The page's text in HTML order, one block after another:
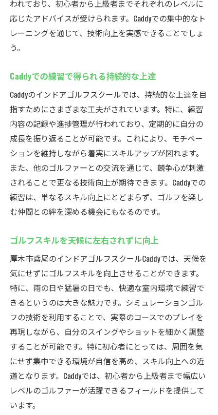
われており、初心者から上級者までそれぞれのレベルに
応じたアドバイスが受けられます。Caddyでの集中的なト
レーニングを通じて、技術向上を実感できることでしょ
う。
Caddyでの練習で得られる持続的な上達
Caddyのインドアゴルフスクールでは、持続的な上達を目
指すためにさまざまな工夫がされています。特に、練習
内容の記録や進捗管理が行われており、定期的に自分の
成長を振り返ることが可能です。これにより、モチベー
ションを維持しながら着実にスキルアップが図れます。
また、他のゴルファーとの交流を通じて、競争心が刺激
されることで更なる技術向上が期待できます。Caddyでの
練習は、単なるスキル向上にとどまらず、ゴルフを楽し
む仲間との絆を深める機会にもなるのです。
ゴルフスキルを天候に左右されずに向上
厚木市鳶尾のインドアゴルフスクールCaddyでは、天候を
気にせずにゴルフスキルを向上させることができます。
特に、雨の日や猛暑の日でも、快適な室内環境で練習で
きるというのは大きな魅力です。シミュレーションゴル
フの技術を利用することで、実際のコースでのプレイを
再現しながら、自分のスイングやショットを細かく調整
することが可能です。特に初心者にとっては、周囲を気
にせず集中できる環境が自信を高め、スキル向上への近
道となります。Caddyでは、初心者から上級者まで幅広い
レベルのゴルファーが活躍できるフィールドを提供して
います。